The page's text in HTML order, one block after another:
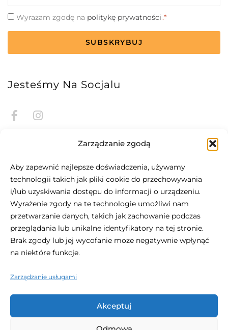
Zarządzanie zgodą
Aby zapewnić najlepsze doświadczenia, używamy
technologii takich jak pliki cookie do przechowywania
i/lub uzyskiwania dostępu do informacji o urządzeniu.
Wyrażenie zgody na te technologie umożliwi nam
przetwarzanie danych, takich jak zachowanie podczas
przeglądania lub unikalne identyfikatory na tej stronie.
Brak zgody lub jej wycofanie może negatywnie wpłynąć
na niektóre funkcje.
Zarządzanie usługami
Akceptuj
Zgoda
Wyrażam zgodę na politykę prywatności.*
CAPTCHA
Jesteśmy Na Socjalu
O Be.HOTEL
Położony w sercu St Julian's, be.HOTEL jest definicją
nowoczesnego miejskiego komfortu. Ten centralnie
położony, 4-gwiazdkowy hotel jest idealnym miejscem na
zakupami i życiem nocnym na wyciągnięcie ręki.